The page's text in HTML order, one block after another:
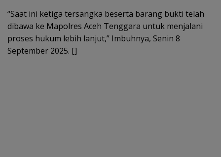
“Saat ini ketiga tersangka beserta barang bukti telah
dibawa ke Mapolres Aceh Tenggara untuk menjalani
proses hukum lebih lanjut,” Imbuhnya, Senin 8
September 2025. []